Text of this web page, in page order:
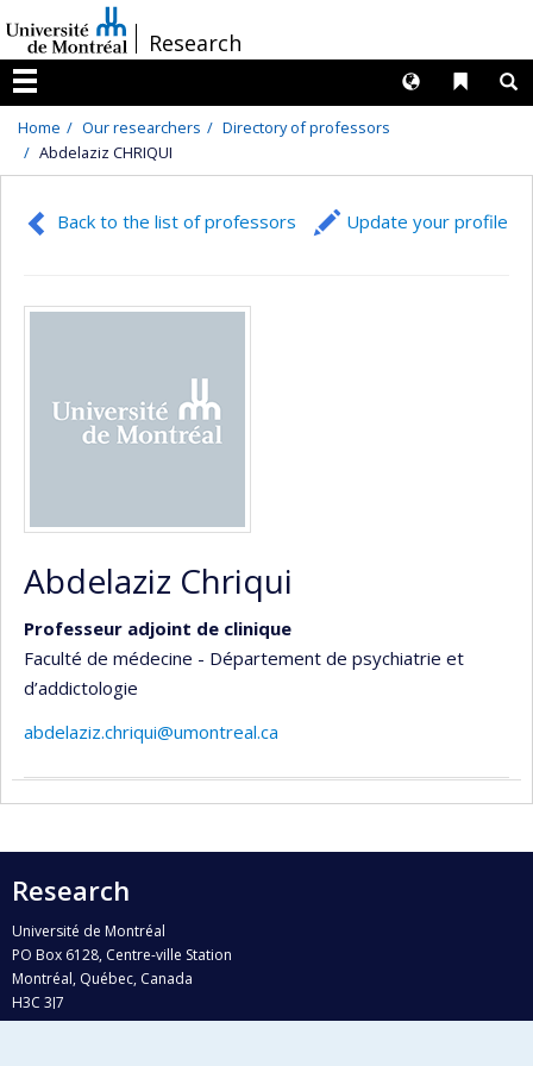
au
contenu
/Research
Menu
Liens
Langues
Home Our researchers
Directory of professors
Abdelaziz CHRIQUI
Back to the list of professors Update your profile
Abdelaziz Chriqui
Professeur adjoint de clinique
Faculté de médecine - Département de psychiatrie et
d’addictologie
abdelaziz.chriqui@umontreal.ca
Research
Université de Montréal
PO Box 6128, Centre-ville Station
Montréal, Québec, Canada
H3C 3J7